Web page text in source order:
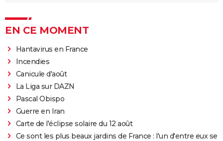
EN CE MOMENT
Hantavirus en France
Incendies
Canicule d'août
La Liga sur DAZN
Pascal Obispo
Guerre en Iran
Carte de l'éclipse solaire du 12 août
Ce sont les plus beaux jardins de France : l'un d'entre eux se